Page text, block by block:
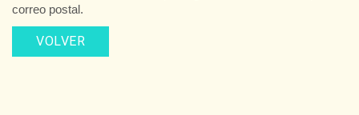
correo postal.
VOLVER